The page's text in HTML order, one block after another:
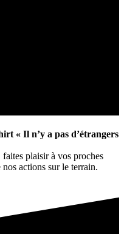
« Il n’y a pas d’étrangers
plaisir à vos proches
actions sur le terrain.